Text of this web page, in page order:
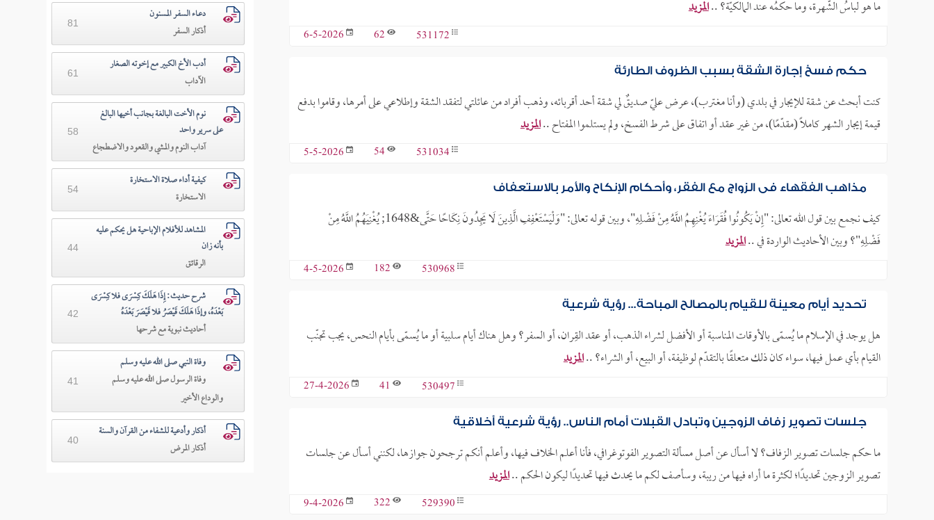
ما هو لباسُ الشُّهرة، وما حكمُه عند المالكيّة؟ ..المزيد
531172
62
6-5-2026
حكم فسخ إجارة الشقة بسبب الظروف الطارئة
كنت أبحث عن شقة للإيجار في بلدي (وأنا مغترب)، عرض عليّ صديقٌ لي شقة أحد أقربائه، وذهب أفراد من عائلتي لتفقد الشقة وإطلاعي على أمرها، وقاموا بدفع
قيمة إيجار الشهر كاملًا (مقدّمًا)، من غير عقد أو اتفاق على شرط الفسخ، ولم يستلموا المفتاح ..المزيد
531034
54
5-5-2026
مذاهب الفقهاء في الزواج مع الفقر، وأحكام الإنكاح والأمر بالاستعفاف
كيف نجمع بين قول الله تعالى: "إِنْ يَكُونُوا فُقَرَاءَ يُغْنِهِمُ اللَّهُ مِنْ فَضْلِهِ"، وبين قوله تعالى: "وَلْيَسْتَعْفِفِ الَّذِينَ لَا يَجِدُونَ نِكَاحًا حَتَّى&1648; يُغْنِيَهُمُ اللَّهُ مِنْ
فَضْلِهِ"؟ وبين الأحاديث الواردة في ..المزيد
530968
182
4-5-2026
تحديد أيام معينة للقيام بالمصالح المباحة... رؤية شرعية
هل يوجد في الإسلام ما يُسمّى بالأوقات المناسبة أو الأفضل لشراء الذهب، أو عقد القِران، أو السفر؟ وهل هناك أيام سلبية أو ما يُسمّى بأيام النحس، يجب تجنّب
القيام بأي عمل فيها، سواء كان ذلك متعلقًا بالتقدّم لوظيفة، أو البيع، أو الشراء؟ ..المزيد
530497
41
27-4-2026
جلسات تصوير زفاف الزوجين وتبادل القبلات أمام الناس.. رؤية شرعية أخلاقية
ما حكم جلسات تصوير الزفاف؟ لا أسأل عن أصل مسألة التصوير الفوتوغرافي، فأنا أعلم الخلاف فيها، وأعلم أنكم ترجحون جوازها، لكنني أسأل عن جلسات
تصوير الزوجين تحديدًا؛ لكثرة ما أراه فيها من ريبة، وسأصف لكم ما يحدث فيها تحديدًا ليكون الحكم ..المزيد
529390
322
9-4-2026
دعـاء السفـر المسنون
أذكار السفر
81
أدب الأخ الكبير مع إخوته الصغار
الآداب
61
نوم الأخت البالغة بجانب أخيها البالغ
على سرير واحد
آداب النوم والمشي والقعود والاضطجاع
58
كيفية أداء صلاة الاستخارة
الاستخارة
54
المشاهد للأفلام الإباحية هل يحكم عليه
بأنه زان
الرقائق
44
شرح حديث: إِذَا هَلَكَ كِسْرَى فلا كِسْرَى
بَعْدَهُ، وإذَا هَلَكَ قَيْصَرُ فلا قَيْصَرَ بَعْدَهُ
أحاديث نبوية مع شرحها
42
وفاة النبي صلى الله عليه وسلم
وفاة الرسول صلى الله عليه وسلم
والوداع الأخير
41
أذكار وأدعية للشفاء من القرآن والسنة
أذكار المرض
40